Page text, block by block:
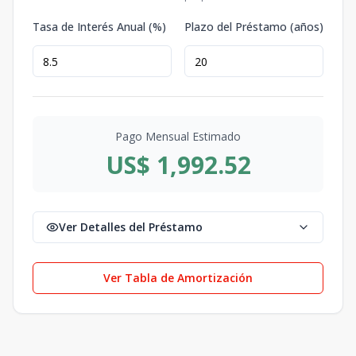
Tasa de Interés Anual (%) Plazo del Préstamo (años)
Pago Mensual Estimado
US$ 1,992.52
Ver Detalles del Préstamo
Ver Tabla de Amortización